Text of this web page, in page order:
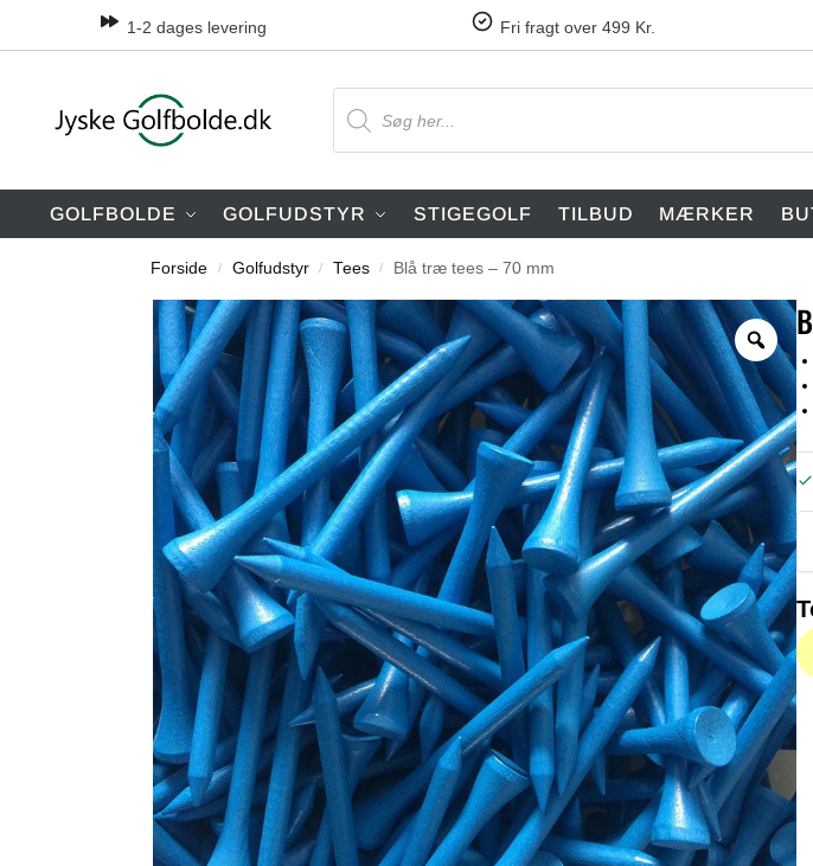
1-2 dages levering Fri fragt over 499 Kr.
GOLFBOLDE GOLFUDSTYR STIGEGOLF TILBUD MÆRKER
Forside / Golfudstyr / Tees / Blå træ tees – 70 mm